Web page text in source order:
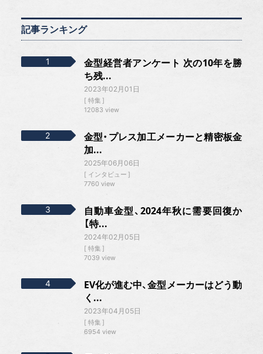
記事ランキング
金型経営者アンケート 次の10年を勝
ち残...
2023年02月01日
特集
12083 view
金型・プレス加工メーカーと精密板金
加...
2025年06月06日
インタビュー
7760 view
自動車金型、2024年秋に需要回復か
【特...
2024年02月05日
特集
7039 view
EV化が進む中、金型メーカーはどう動
く...
2023年04月05日
特集
6954 view